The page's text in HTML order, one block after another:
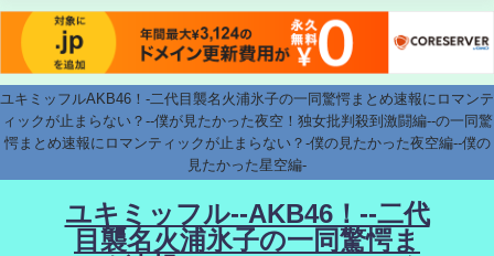
ユキミッフルAKB46！-二代目襲名火浦氷子の一同驚愕まとめ速報にロマンテ
ィックが止まらない？--僕が見たかった夜空！独女批判殺到激闘編--の一同驚
愕まとめ速報にロマンティックが止まらない？-僕の見たかった夜空編--僕の
見たかった星空編-
ユキミッフル--AKB46！--二代
目襲名火浦氷子の一同驚愕ま